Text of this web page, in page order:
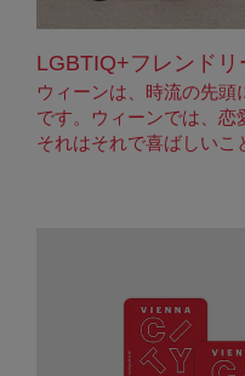
LGBTIQ+フレンドリ
ウィーンは、時流の先
です。ウィーンでは、恋
それはそれで喜ばしいこ